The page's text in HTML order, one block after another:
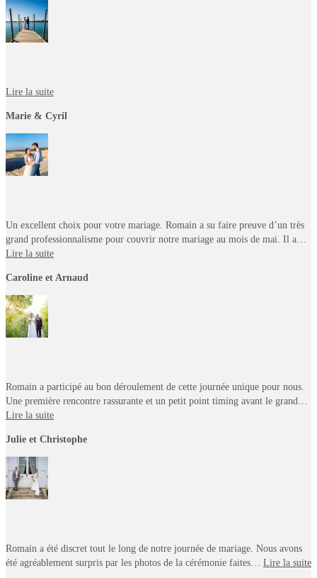
Lire la suite
Marie & Cyril
Un excellent choix pour votre mariage. Romain a su faire preuve d’un très
grand professionnalisme pour couvrir notre mariage au mois de mai. Il a…
Lire la suite
Caroline et Arnaud
Romain a participé au bon déroulement de cette journée unique pour nous.
Une première rencontre rassurante et un petit point timing avant le grand…
Lire la suite
Julie et Christophe
Romain a été discret tout le long de notre journée de mariage. Nous avons
été agréablement surpris par les photos de la cérémonie faites… Lire la suite